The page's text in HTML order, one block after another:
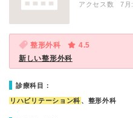
アクセス数 7月:
整形外科
4.5
新しい整形外科
診療科目：
リハビリテーション科 、整形外科